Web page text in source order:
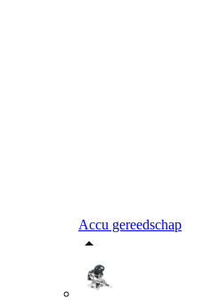
Accu gereedschap